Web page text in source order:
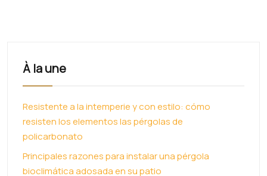
À la une
Resistente a la intemperie y con estilo: cómo
resisten los elementos las pérgolas de
policarbonato
Principales razones para instalar una pérgola
bioclimática adosada en su patio